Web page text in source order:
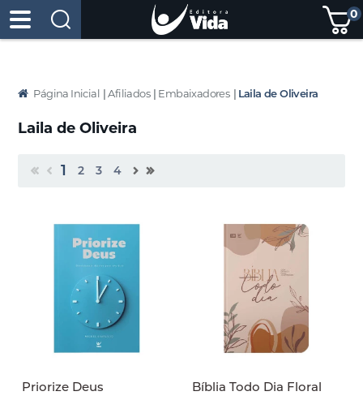
0
Página Inicial | Afiliados | Embaixadores | Laila de Oliveira
Laila de Oliveira
1 2 3 4
Priorize Deus Bíblia Todo Dia Floral